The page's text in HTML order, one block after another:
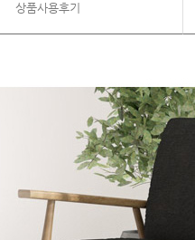
상품사용후기